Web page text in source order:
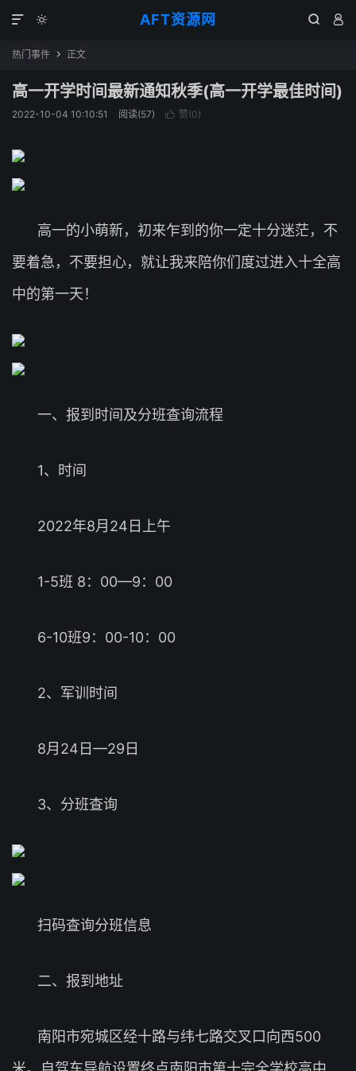
AFT资源网
  

热门事件  正文
高一开学时间最新通知秋季(高一开学最佳时间)
2022-10-04 10:10:51 阅读(57)  赞(0)
高一的小萌新，初来乍到的你一定十分迷茫，不
要着急，不要担心，就让我来陪你们度过进入十全高
中的第一天！
一、报到时间及分班查询流程
1、时间
2022年8月24日上午
1-5班 8：00—9：00
6-10班9：00-10：00
2、军训时间
8月24日—29日
3、分班查询
扫码查询分班信息
二、报到地址
南阳市宛城区经十路与纬七路交叉口向西500